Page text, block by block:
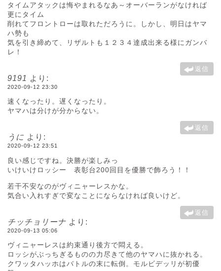
タイムアタックは悔やまれるなあ～オーバーランがなければ
更にタイム
削れてフロントローは取れただろうに。しかし、明日はヤマ
ハ勢も
気を引き締めて、リザルトも１２３４達成出来る様にガンバ
レ！
返信
9191 より:
2020-09-12 23:30
速くなったり。遅くなったり。
ヤマハは分けが分からない。
返信
うに より:
2020-09-12 23:51
良い感じですね。決勝が楽しみっ
いけいけロッシー 表彰台200回目を優勝で飾ろう！！
若干不安なのがヴィニャーレスかな。
気合い入れすぎで変なことにならなければ良いけど。
返信
チッチョリーナ より:
2020-09-13 05:06
ヴィニャーレスは約束通り後方で悶える。
ロッシがぶっちぎるものの力尽きて他のヤマハに抜かれる。
クワッタハッホはバトルの末に転倒。モルビデッリが初優